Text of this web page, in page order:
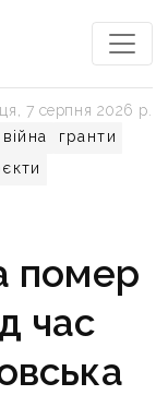
війна
гранти
7 серпня 2026 р.
помер
час